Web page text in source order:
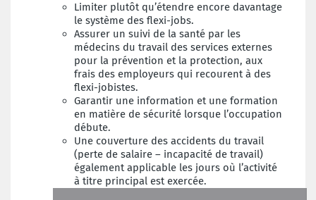
Limiter plutôt qu’étendre encore davantage
le système des flexi-jobs.
Assurer un suivi de la santé par les
médecins du travail des services externes
pour la prévention et la protection, aux
frais des employeurs qui recourent à des
flexi-jobistes.
Garantir une information et une formation
en matière de sécurité lorsque l’occupation
débute.
Une couverture des accidents du travail
(perte de salaire – incapacité de travail)
également applicable les jours où l’activité
à titre principal est exercée.